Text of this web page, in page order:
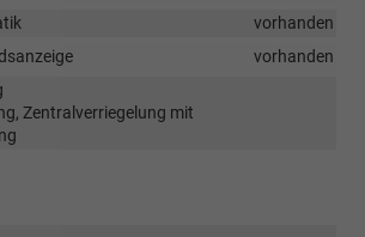
vorhanden
vorhanden
Zentralverriegelung mit